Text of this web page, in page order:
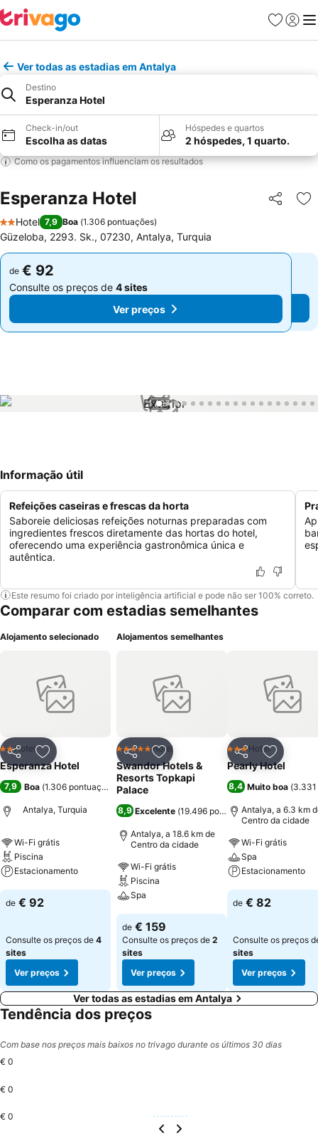
Favoritos
Iniciar
Ver todas as estadias em Antalya
Destino
Esperanza Hotel
Check-in/out
Escolha as datas
Hóspedes e quartos
2 hóspedes, 1 quarto.
Como os pagamentos influenciam os resultados
Esperanza Hotel Partilhar
2 Estrelas
Hotel 7,9 Boa (1.306 pontuações)
Güzeloba, 2293. Sk., 07230, Antalya, Turquia
de € 92
Consulte os preços de 4 sites
Ver preços
de € 92
Consulte os preços de 4 sites
Ver preços
1 / 97
Informação útil
Refeições caseiras e frescas da horta
Saboreie deliciosas refeições noturnas preparadas com
ingredientes frescos diretamente das hortas do hotel,
oferecendo uma experiência gastronômica única e
autêntica.
Este resumo foi criado por inteligência artificial e pode não ser 100% correto.
Comparar com estadias semelhantes
Alojamento selecionado
PartilharAdicionar aos favoritos
2 Estrelas
Hotel
Esperanza Hotel
7,9 Boa (1.306 pontuações )
Antalya, Turquia
Wi-Fi grátis
Piscina
Estacionamento
Ver preços
de € 92
Consulte os preços de 4
sites
Ver preços
Alojamentos semelhantes
PartilharAdicionar aos favoritos
5 EstrelasHotel
Swandor Hotels &
Resorts Topkapi
Palace
8,9 Excelente (19.496 pontuações)
Antalya, a 18.6 km de
Centro da cidade
Wi-Fi grátis
Piscina
Spa
Ver preços
de € 159
Consulte os preços de 2
sites
Ver preços
Partilhar
3 Estrelas
Hotel
Pearly Hotel
8,4 Muito boa (3.331
Antalya, a 6.3 km
Centro da cidade
Wi-Fi grátis
Spa
Estacionamento
Ver preços
de € 82
Consulte os preços
sites
Ver preços
Ver todas as estadias em Antalya
Tendência dos preços
Com base nos preços mais baixos no trivago durante os últimos 30 dias
€ 0
€ 0
€ 0